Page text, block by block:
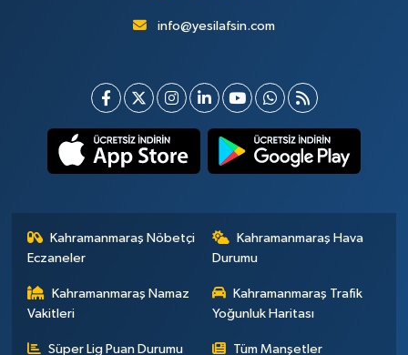
info@yesilafsin.com
Kahramanmaraş Nöbetçi
Eczaneler
Kahramanmaraş Hava
Durumu
Kahramanmaraş Namaz
Vakitleri
Kahramanmaraş Trafik
Yoğunluk Haritası
Süper Lig Puan Durumu Tüm Manşetler